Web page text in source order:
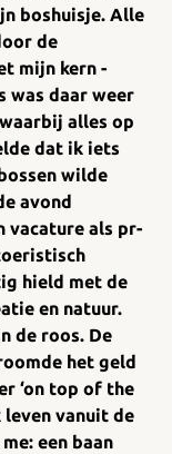
boshuisje. Alle
de
mijn kern -
was daar weer
alles op
dat ik iets
wilde
avond
vacature als pr-
hield met de
en natuur.
de roos. De
het geld
‘on top of the
leven vanuit de
een baan